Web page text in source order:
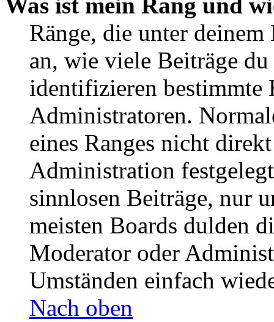
Was ist mein Rang und
Ränge, die unter deinem
an, wie viele Beiträge
identifizieren bestimmte
Administratoren.
eines Ranges nicht
Administration
sinnlosen Beiträge, nur
meisten Boards dulden
Moderator oder
Umständen einfach
Nach oben